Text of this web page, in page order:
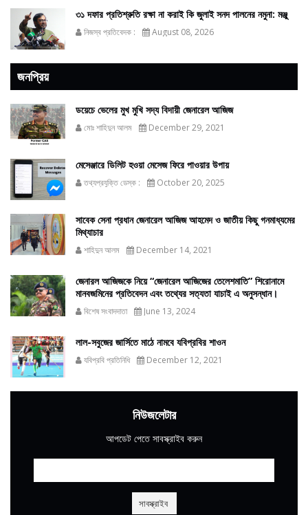
৩১ দফার প্রতিশ্রুতি রক্ষা না করাই কি জুলাই সনদ পালনের নমুনা: মঞ্জু
নিজস্ব প্রতিবেদক : August 08, 2026
জনপ্রিয়
ডয়েচে ভেলের মুখ মুখি সদ্য বিদায়ী জেনারেল আজিজ
মোঃ শাহিদুন আলম December 29, 2021
মেসেঞ্জারে ডিলিট হওয়া মেসেজ ফিরে পাওয়ার উপায়
তথ্যপ্রযুক্তি ডেস্ক : October 20, 2025
সাবেক সেনা প্রধান জেনারেল আজিজ আহমেদ ও জাতীয় কিছু গনমাধ্যমের
মিথ্যাচার
শাহিদুন আলম December 14, 2021
জেনারল আজিজকে নিয়ে “জেনারেল আজিজের তেলেশমাতি” শিরোনামে
মানবজমিনের প্রতিবেদন এবং তথ্যের সত্যতা যাচাই এ অনুসন্ধান।
বিশেষ সংবাদদাতা June 13, 2024
লাল-সবুজের জার্সিতে মাঠে নামবে যবিপ্রবির শাওন
যবিপ্রবি প্রতিনিধি December 12, 2021
নিউজলেটার
আপডেট পেতে সাবস্ক্রাইব করুন